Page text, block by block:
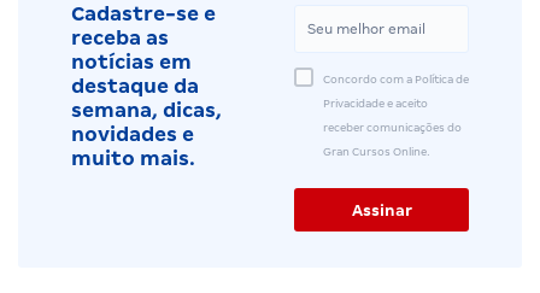
Cadastre-se e
receba as
notícias em
destaque da
semana, dicas,
novidades e
muito mais.
Concordo com a Política de
Privacidade e aceito
receber comunicações do
Gran Cursos Online.